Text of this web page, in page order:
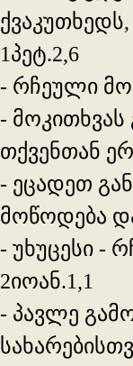
1პეტ.2,6
- რჩეული
-
თქვენთან
- ეცადეთ
მოწოდება
- უხუცესი -
2იოან.1,1
- პავლე